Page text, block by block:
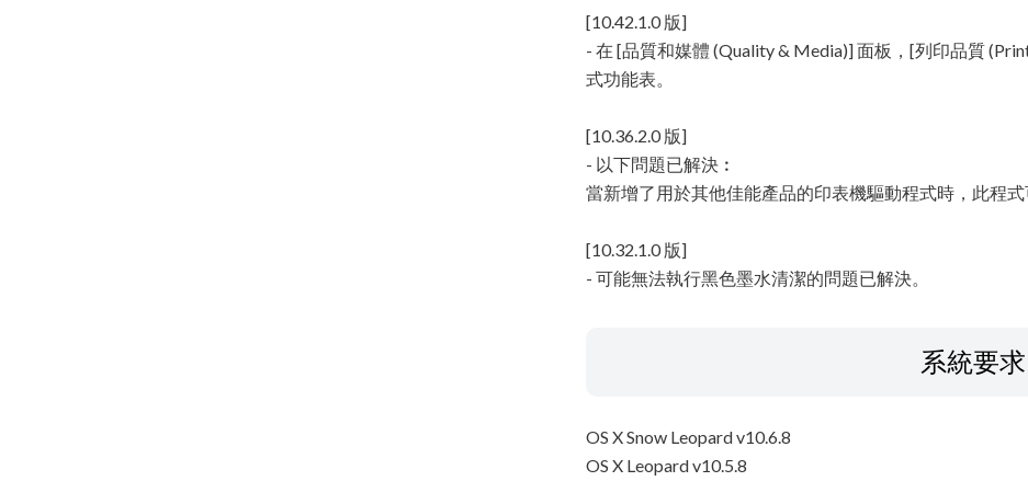
[10.42.1.0 版]
- 在 [品質和媒體 (Quality & Media)] 面板，[列印品質
式功能表。
[10.36.2.0 版]
- 以下問題已解決︰
當新增了用於其他佳能產品的印表機驅動程式時，此程式
[10.32.1.0 版]
- 可能無法執行黑色墨水清潔的問題已解決。
系統要求
OS X Snow Leopard v10.6.8
OS X Leopard v10.5.8